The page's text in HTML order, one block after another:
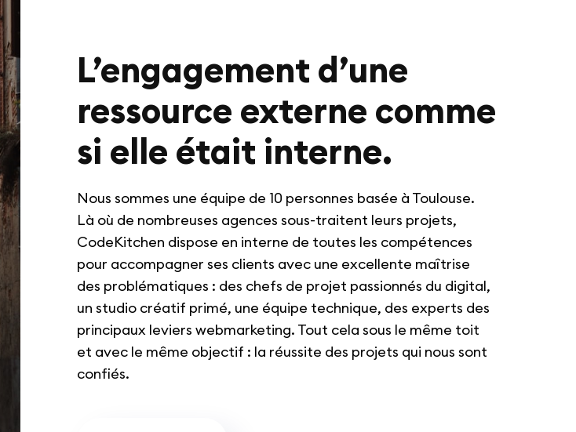
L’engagement d’une
ressource externe comme
si elle était interne.
Nous sommes une équipe de 10 personnes basée à Toulouse.
Là où de nombreuses agences sous-traitent leurs projets,
CodeKitchen dispose en interne de toutes les compétences
pour accompagner ses clients avec une excellente maîtrise
des problématiques : des chefs de projet passionnés du digital,
un studio créatif primé, une équipe technique, des experts des
principaux leviers webmarketing. Tout cela sous le même toit
et avec le même objectif : la réussite des projets qui nous sont
confiés.